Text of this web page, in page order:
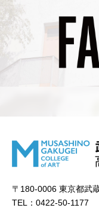
〒180-0006 東京都武
TEL：0422-50-1177